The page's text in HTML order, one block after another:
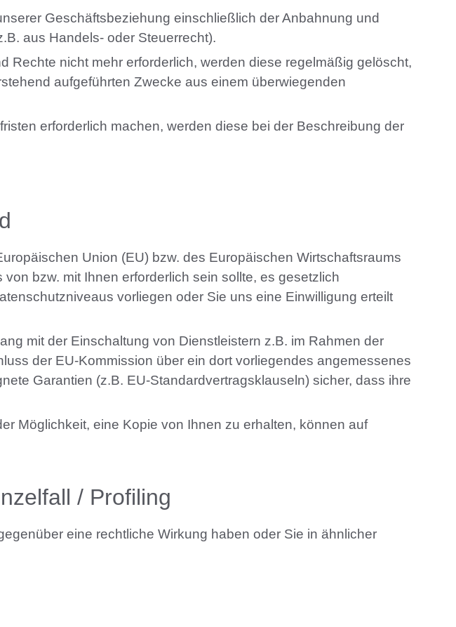
Geschäftsbeziehung einschließlich der Anbahnung und
aus Handels- oder Steuerrecht).
Rechte nicht mehr erforderlich, werden diese regelmäßig gelöscht,
aufgeführten Zwecke aus einem überwiegenden
erforderlich machen, werden diese bei der Beschreibung der
Union (EU) bzw. des Europäischen Wirtschaftsraums
bzw. mit Ihnen erforderlich sein sollte, es gesetzlich
vorliegen oder Sie uns eine Einwilligung erteilt
mit der Einschaltung von Dienstleistern z.B. im Rahmen der
der EU-Kommission über ein dort vorliegendes angemessenes
Garantien (z.B. EU-Standardvertragsklauseln) sicher, dass ihre
Möglichkeit, eine Kopie von Ihnen zu erhalten, können auf
/ Profiling
eine rechtliche Wirkung haben oder Sie in ähnlicher